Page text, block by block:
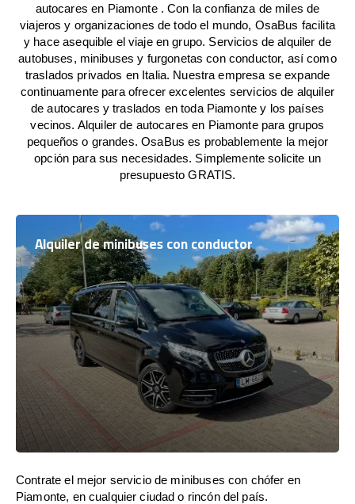
autocares en Piamonte . Con la confianza de miles de
viajeros y organizaciones de todo el mundo, OsaBus facilita
y hace asequible el viaje en grupo. Servicios de alquiler de
autobuses, minibuses y furgonetas con conductor, así como
traslados privados en Italia. Nuestra empresa se expande
continuamente para ofrecer excelentes servicios de alquiler
de autocares y traslados en toda Piamonte y los países
vecinos. Alquiler de autocares en Piamonte para grupos
pequeños o grandes. OsaBus es probablemente la mejor
opción para sus necesidades. Simplemente solicite un
presupuesto GRATIS.
Alquiler de minibuses con conductor
Contrate el mejor servicio de minibuses con chófer en
Piamonte, en cualquier ciudad o rincón del país.